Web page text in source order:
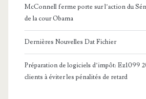
McConnell ferme porte sur l’action du
de la cour Obama
Dernières Nouvelles Dat Fichier
Préparation de logiciels d’impôt: Ez1099
clients à éviter les pénalités de retard